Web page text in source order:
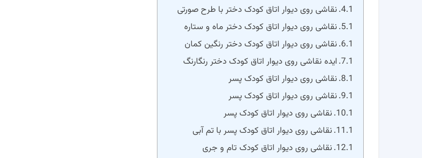
نقاشی روی دیوار اتاق کودک دختر با طرح صورتی
نقاشی روی دیوار اتاق کودک دختر ماه و ستاره
نقاشی روی دیوار اتاق کودک دختر رنگین کمان
ایده نقاشی روی دیوار اتاق کودک دختر رنگارنگ
نقاشی روی دیوار اتاق کودک پسر
نقاشی روی دیوار اتاق کودک پسر
نقاشی روی دیوار اتاق کودک پسر
نقاشی روی دیوار اتاق کودک پسر با تم آبی
نقاشی روی دیوار اتاق کودک تام و جری